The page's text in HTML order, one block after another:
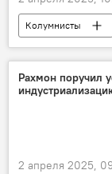
Колумнисты
Дональд Трамп
Рахмон поручил
2 апреля 2025,